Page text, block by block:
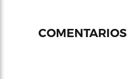
COMENTARIOS